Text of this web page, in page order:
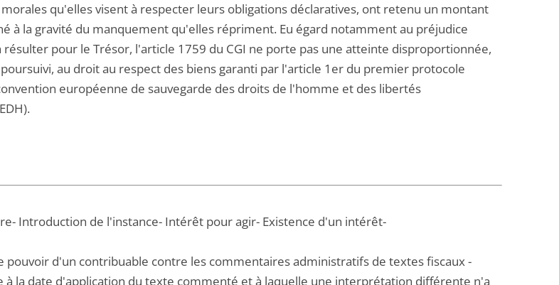
qu'elles visent à respecter leurs obligations déclaratives, ont retenu un montant
à la gravité du manquement qu'elles répriment. Eu égard notamment au préjudice
pour le Trésor, l'article 1759 du CGI ne porte pas une atteinte disproportionnée,
au droit au respect des biens garanti par l'article 1er du premier protocole
européenne de sauvegarde des droits de l'homme et des libertés
Introduction de l'instance- Intérêt pour agir- Existence d'un intérêt-
pouvoir d'un contribuable contre les commentaires administratifs de textes fiscaux -
la date d'application du texte commenté et à laquelle une interprétation différente n'a